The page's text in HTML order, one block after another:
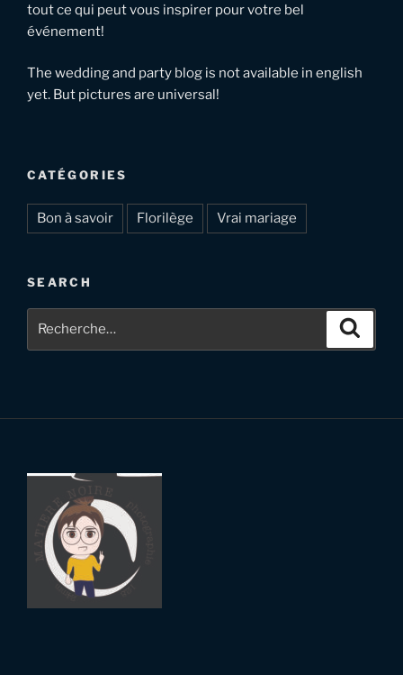
tout ce qui peut vous inspirer pour votre bel
événement!
The wedding and party blog is not available in english
yet. But pictures are universal!
CATÉGORIES
Bon à savoir Florilège Vrai mariage
SEARCH